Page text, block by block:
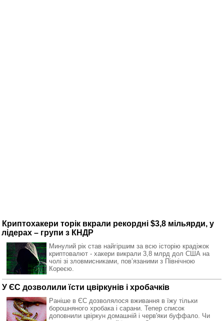
Криптохакери торік вкрали рекордні $3,8 мільярди, у
лідерах – групи з КНДР
Минулий рік став найгіршим за всю історію крадіжок
криптовалют - хакери викрали 3,8 млрд дол США на
чолі зі зловмисниками, повʼязаними з Північною
Кореєю.
У ЄС дозволили їсти цвіркунів і хробачків
Раніше в ЄС дозволялося вживання в їжу тільки
борошняного хробака і сарани. Тепер список
доповнили цвіркун домашній і черв'яки буффало. Чи